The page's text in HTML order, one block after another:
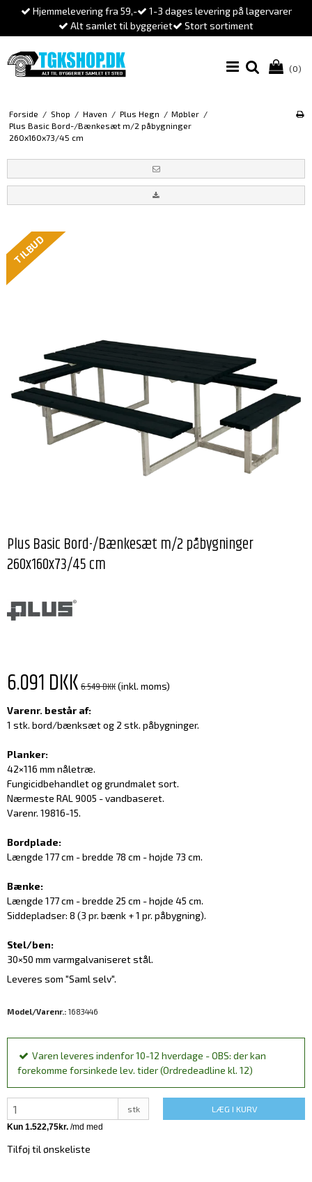
Hjemmelevering fra 59,-
1-3 dages levering på lagervarer
Alt samlet til byggeriet
Stort sortiment
(0)
Forside / Shop / Haven / Plus Hegn / Møbler /
Plus Basic Bord-/Bænkesæt m/2 påbygninger
260x160x73/45 cm
TILBUD
Plus Basic Bord-/Bænkesæt m/2 påbygninger
260x160x73/45 cm
6.091 DKK6.549 DKK(inkl. moms)
Varenr. består af:
1 stk. bord/bænksæt og 2 stk. påbygninger.
Planker:
42×116 mm nåletræ.
Fungicidbehandlet og grundmalet sort.
Nærmeste RAL 9005 - vandbaseret.
Varenr. 19816-15.
Bordplade:
Længde 177 cm - bredde 78 cm - højde 73 cm.
Bænke:
Længde 177 cm - bredde 25 cm - højde 45 cm.
Siddepladser: 8 (3 pr. bænk + 1 pr. påbygning).
Stel/ben:
30×50 mm varmgalvaniseret stål.
Leveres som "Saml selv".
Model/Varenr.: 1683446
Varen leveres indenfor 10-12 hverdage - OBS: der kan
forekomme forsinkede lev. tider (Ordredeadline kl. 12)
stk LÆG I KURV
Tilføj til ønskeliste